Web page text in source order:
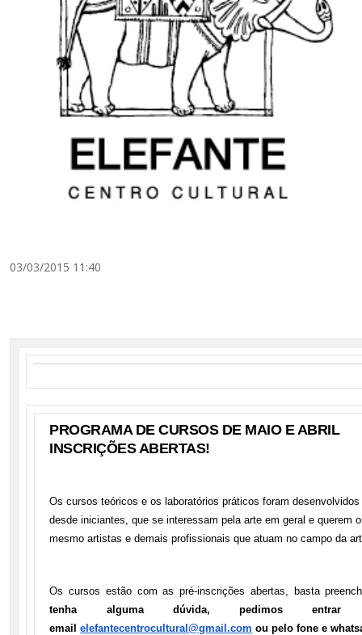
03/03/2015 11:40
PROGRAMA DE CURSOS DE MAIO E ABRIL
INSCRIÇÕES ABERTAS!
Os cursos teóricos e os laboratórios práticos foram
desde iniciantes, que se interessam pela arte em geral e querem
mesmo artistas e demais profissionais que atuam no campo da
Os cursos estão com as pré-inscrições abertas, basta
tenha alguma dúvida, pedimos
emailelefantecentrocultural@gmail.com ou pelo fone e